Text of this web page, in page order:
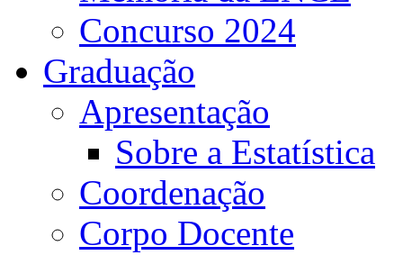
Concurso 2024
Graduação
Apresentação
Sobre a Estatística
Coordenação
Corpo Docente